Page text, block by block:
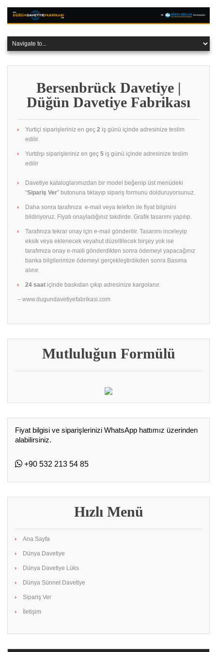
Bersenbrück Davetiye |
Düğün Davetiye Fabrikası
Yurtiçi siparişleriniz en geç 2 iş günü içinde adresinize teslim
edilir.
Yurtdışı siparişleriniz en geç 5 iş günü içinde adresinize teslim
edilir
Davetiye kataloglarımızdan bir model beğenip üst menüdeki
“Sipariş Ver” butonuna tıklayıp sipariş formunu dolduruyorsunuz.
Daha sonra tarafınıza e-mail veya telefon ile fiyat bilgisini
bildiriyoruz. Fiyatı onayladığınız takdirde. Grafik tasarımı yapılıp.
Tarafınıza tekrar onay için e-mail gönderilir. Tasarımı inceleyip
eksik veya eklenecek veyahut düzeltilecek birşey yok ise
tarafımıza onay e-maili gönderdikten sonra ödemeyi yapacağınız
banka bilgilerimize ödemeyi gerçekleştirdikden sonra Basıma
alınır.
24 saat içinde baskıdan çıkıp adresinize kargolanır.
– www.dugundavetiyefabrikasi.com
Mutluluğun Formülü
Fiyat bilgisi ve siparişlerinizi WhatsApp hattımız üzerinden
alabilirsiniz.
+90 532 213 54 85
Hızlı Menü
Ana Sayfa
Dünya Davetiye
Dünya Davetiye Lüks
Dünya Sünnet Davetiye
Sipariş Ver
İletişim